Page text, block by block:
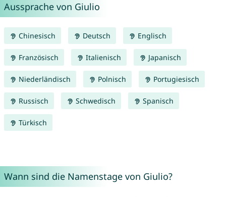
Aussprache von Giulio
Chinesisch Deutsch Englisch
Französisch Italienisch Japanisch
Niederländisch Polnisch Portugiesisch
Russisch Schwedisch Spanisch
Türkisch
Wann sind die Namenstage von Giulio?